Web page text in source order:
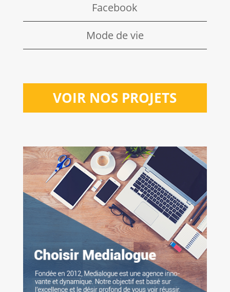
Facebook
Mode de vie
VOIR NOS PROJETS